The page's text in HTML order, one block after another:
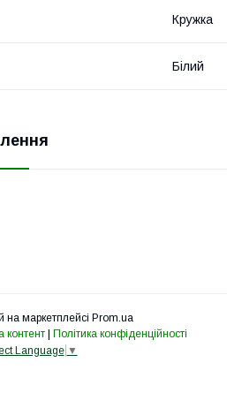
Кружка
Білий
на маркетплейсі Prom.ua
контент | Політика конфіденційності
Language ▼